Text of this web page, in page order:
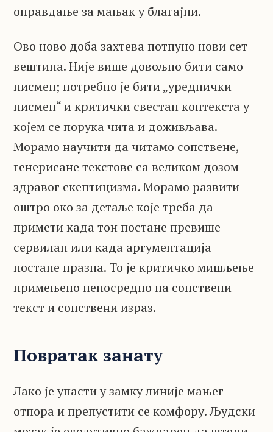
оправдање за мањак у благајни.
Ово ново доба захтева потпуно нови сет
вештина. Није више довољно бити само
писмен; потребно је бити „уреднички
писмен“ и критички свестан контекста у
којем се порука чита и доживљава.
Морамо научити да читамо сопствене,
генерисане текстове са великом дозом
здравог скептицизма. Морамо развити
оштро око за детаље које треба да
примети када тон постане превише
сервилан или када аргументација
постане празна. То је критичко мишљење
примењено непосредно на сопствени
текст и сопствени израз.
Повратак занату
Лако је упасти у замку линије мањег
отпора и препустити се комфору. Људски